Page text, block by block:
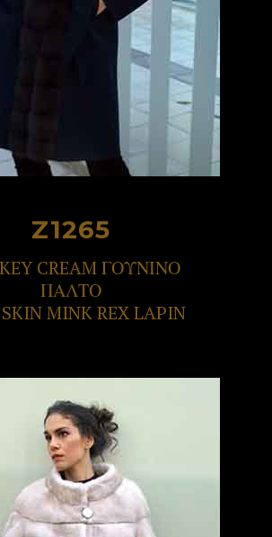
Z1265
CREAM ΓΟΥΝΙΝΟ
ΠΑΛΤΟ
MINK REX LAPIN